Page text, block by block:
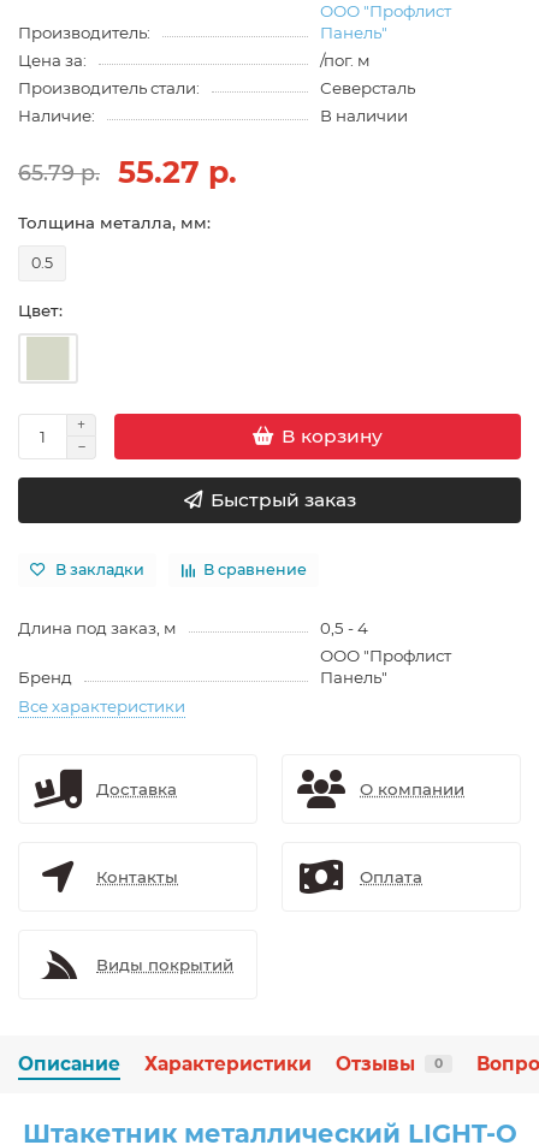
Производитель:
ООО "Профлист
Панель"
Цена за:
/пог. м
Производитель стали:
Северсталь
Наличие:
В наличии
65.79 р. 55.27 р.
Толщина металла, мм:
0.5
Цвет:
В корзину
Быстрый заказ
В закладки В сравнение
Длина под заказ, м 0,5 - 4
Бренд
ООО "Профлист
Панель"
Все характеристики
Доставка О компании
Контакты Оплата
Виды покрытий
Описание Характеристики Отзывы 0
Штакетник металлический LIGHT-O